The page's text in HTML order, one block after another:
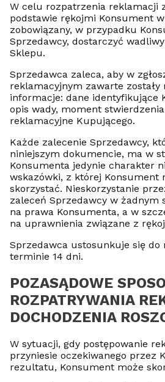
W celu rozpatrzenia reklamacji
podstawie rękojmi Konsument
zobowiązany, w przypadku
Sprzedawcy, dostarczyć
Sklepu.
Sprzedawca zaleca, aby w
reklamacyjnym zawarte zostały
informacje: dane identyfikujące
opis wady, moment
reklamacyjne Kupującego.
Każde zalecenie Sprzedawcy,
niniejszym dokumencie, ma w
Konsumenta jedynie charakter
wskazówki, z której Konsument
skorzystać. Nieskorzystanie
zaleceń Sprzedawcy w żadnym
na prawa Konsumenta, a w
na uprawnienia związane z
Sprzedawca ustosunkuje się do
terminie 14 dni.
POZASĄDOWE
ROZPATRYWANIA
DOCHODZENIA
W sytuacji, gdy postępowanie
przyniesie oczekiwanego przez
rezultatu, Konsument może